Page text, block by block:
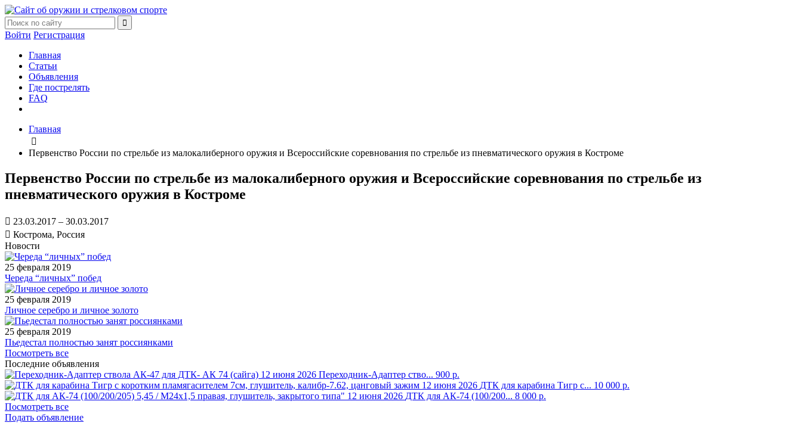
Войти Регистрация
Главная
Статьи
Объявления
Где пострелять
FAQ
Главная
Первенство России по стрельбе из малокалиберного оружия и Всероссийские соревнования по стрельбе из пневматического оружия в Костроме
Первенство России по стрельбе из малокалиберного оружия и Всероссийские соревнования по стрельбе из
пневматического оружия в Костроме
23.03.2017 – 30.03.2017
Кострома, Россия
Новости
25 февраля 2019
Череда “личных” побед
25 февраля 2019
Личное серебро и личное золото
25 февраля 2019
Пьедестал полностью занят россиянками
Посмотреть все
Последние объявления
12 июня 2026 Переходник-Адаптер ство... 900 р.
12 июня 2026 ДТК для карабина Тигр с... 10 000 р.
12 июня 2026 ДТК для АК-74 (100/200... 8 000 р.
Посмотреть все
Подать объявление